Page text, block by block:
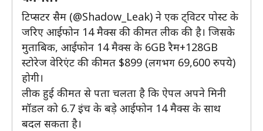
टिप्सटर सैम (@Shadow_Leak) ने एक ट्विटर पोस्ट के
जरिए आईफोन 14 मैक्स की कीमत लीक की है। जिसके
मुताबिक, आईफोन 14 मैक्स के 6GB रैम+128GB
स्टोरेज वेरिएंट की कीमत $899 (लगभग 69,600 रुपये)
होगी।
लीक हुई कीमत से पता चलता है कि ऐपल अपने मिनी
मॉडल को 6.7 इंच के बड़े आईफोन 14 मैक्स के साथ
बदल सकता है।